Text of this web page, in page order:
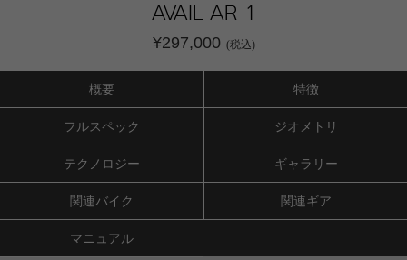
AVAIL AR 1
¥297,000 (税込)
概要 特徴
フルスペック ジオメトリ
テクノロジー ギャラリー
関連バイク 関連ギア
マニュアル